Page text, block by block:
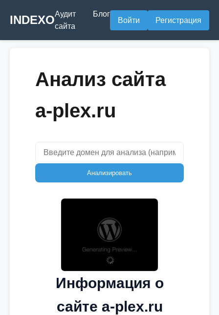
INDEXOАудит
сайта
Блог
Войти Регистрация
Анализ сайта
a-plex.ru
Анализировать
Информация о
сайте a-plex.ru